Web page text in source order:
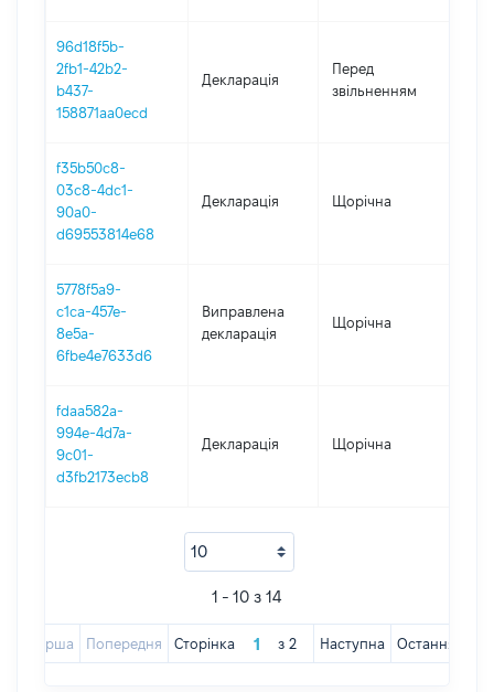
96d18f5b-
2fb1-42b2-
b437-
158871aa0ecd
Декларація
Перед
звільненням
f35b50c8-
03c8-4dc1-
90a0-
d69553814e68
Декларація Щорічна
5778f5a9-
c1ca-457e-
8e5a-
6fbe4e7633d6
Виправлена
декларація
Щорічна
fdaa582a-
994e-4d7a-
9c01-
d3fb2173ecb8
Декларація Щорічна
1 - 10 з 14
Перша Попередня Сторінка з 2 Наступна Остання